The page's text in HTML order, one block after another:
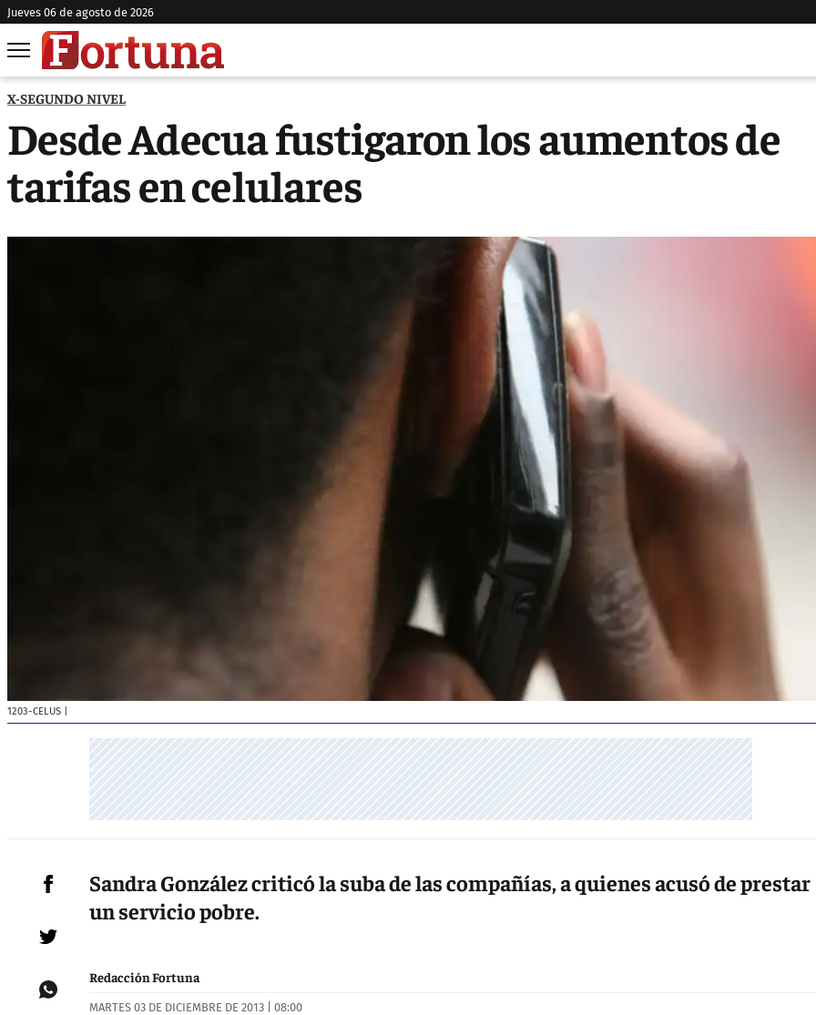
jueves 06 de agosto de 2026
X-SEGUNDO NIVEL
Desde Adecua fustigaron los aumentos de
tarifas en celulares
1203-CELUS
Sandra González criticó la suba de las compañías, a quienes acusó de prestar
un servicio pobre.
Redacción Fortuna
MARTES 03 DE DICIEMBRE DE 2013 | 08:00